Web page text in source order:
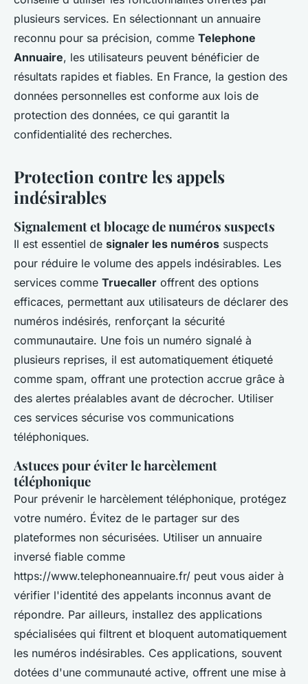
plusieurs services. En sélectionnant un annuaire
reconnu pour sa précision, comme Telephone
Annuaire, les utilisateurs peuvent bénéficier de
résultats rapides et fiables. En France, la gestion des
données personnelles est conforme aux lois de
protection des données, ce qui garantit la
confidentialité des recherches.
Protection contre les appels
indésirables
Signalement et blocage de numéros suspects
Il est essentiel de signaler les numéros suspects
pour réduire le volume des appels indésirables. Les
services comme Truecaller offrent des options
efficaces, permettant aux utilisateurs de déclarer des
numéros indésirés, renforçant la sécurité
communautaire. Une fois un numéro signalé à
plusieurs reprises, il est automatiquement étiqueté
comme spam, offrant une protection accrue grâce à
des alertes préalables avant de décrocher. Utiliser
ces services sécurise vos communications
téléphoniques.
Astuces pour éviter le harcèlement
téléphonique
Pour prévenir le harcèlement téléphonique, protégez
votre numéro. Évitez de le partager sur des
plateformes non sécurisées. Utiliser un annuaire
inversé fiable comme
https://www.telephoneannuaire.fr/ peut vous aider à
vérifier l'identité des appelants inconnus avant de
répondre. Par ailleurs, installez des applications
spécialisées qui filtrent et bloquent automatiquement
les numéros indésirables. Ces applications, souvent
dotées d'une communauté active, offrent une mise à